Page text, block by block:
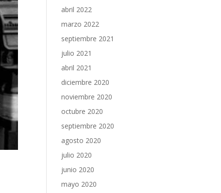
abril 2022
marzo 2022
septiembre 2021
julio 2021
abril 2021
diciembre 2020
noviembre 2020
octubre 2020
septiembre 2020
agosto 2020
julio 2020
junio 2020
mayo 2020